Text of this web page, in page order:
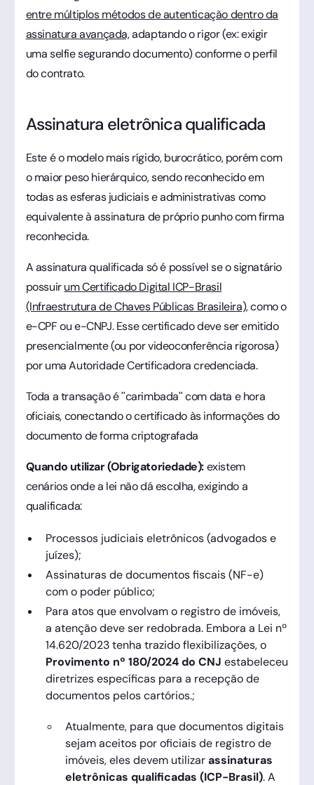
entre múltiplos métodos de autenticação dentro da
assinatura avançada,adaptando o rigor (ex: exigir
uma selfie segurando documento) conforme o perfil
do contrato.
Assinatura eletrônica qualificada
Este é o modelo mais rígido, burocrático, porém com
o maior peso hierárquico, sendo reconhecido em
todas as esferas judiciais e administrativas como
equivalente à assinatura de próprio punho com firma
reconhecida.
A assinatura qualificada só é possível se o signatário
possuirum Certificado Digital ICP-Brasil
(Infraestrutura de Chaves Públicas Brasileira),como o
e-CPF ou e-CNPJ. Esse certificado deve ser emitido
presencialmente (ou por videoconferência rigorosa)
por uma Autoridade Certificadora credenciada.
Toda a transação é "carimbada" com data e hora
oficiais, conectando o certificado às informações do
documento de forma criptografada
Quando utilizar (Obrigatoriedade):existem
cenários onde a lei não dá escolha, exigindo a
qualificada:
Processos judiciais eletrônicos (advogados e
juízes);
Assinaturas de documentos fiscais (NF-e)
com o poder público;
Para atos que envolvam o registro de imóveis,
a atenção deve ser redobrada. Embora a Lei nº
14.620/2023 tenha trazido flexibilizações, o
Provimento nº 180/2024 do CNJ estabeleceu
diretrizes específicas para a recepção de
documentos pelos cartórios.;
Atualmente, para que documentos digitais
sejam aceitos por oficiais de registro de
imóveis, eles devem utilizarassinaturas
eletrônicas qualificadas (ICP-Brasil). A